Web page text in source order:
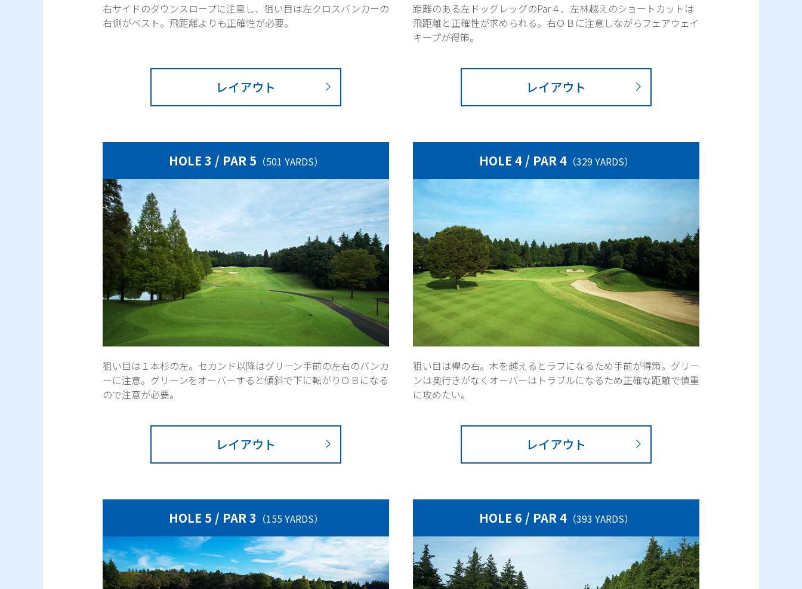
右サイドのダウンスロープに注意し、狙い目は左クロスバンカーの
右側がベスト。飛距離よりも正確性が必要。
レイアウト
距離のある左ドッグレッグのPar４．左林越えのショートカットは
飛距離と正確性が求められる。右ＯＢに注意しながらフェアウェイ
キープが得策。
レイアウト
HOLE 3 / PAR 5 （501 YARDS）
狙い目は１本杉の左。セカンド以降はグリーン手前の左右のバンカ
ーに注意。グリーンをオーバーすると傾斜で下に転がりＯＢになる
ので注意が必要。
レイアウト
HOLE 4 / PAR 4（329 YARDS）
狙い目は欅の右。木を越えるとラフになるため手前が得策。グリー
ンは奥行きがなくオーバーはトラブルになるため正確な距離で慎重
に攻めたい。
レイアウト
HOLE 5 / PAR 3 （155 YARDS） HOLE 6 / PAR 4（393 YARDS）